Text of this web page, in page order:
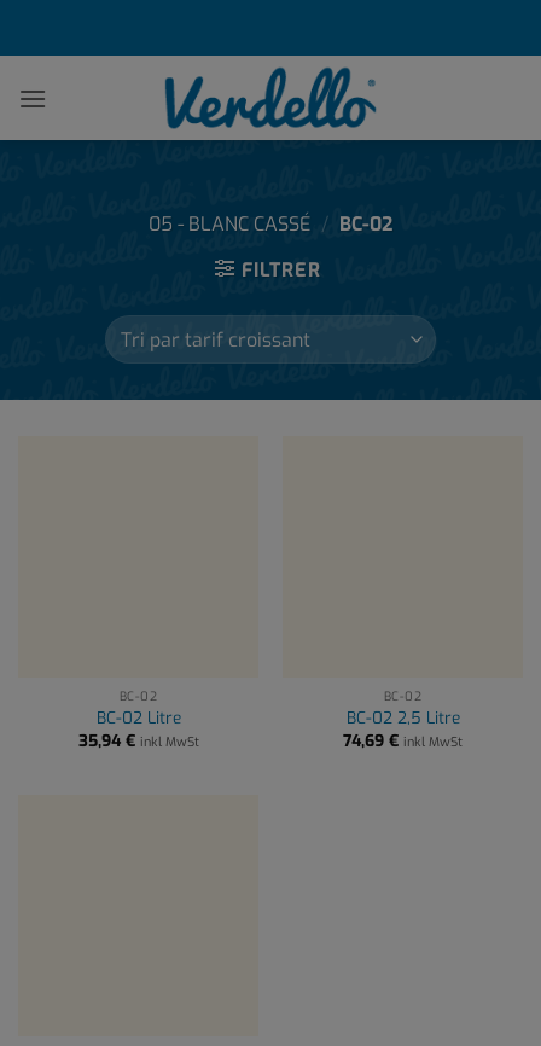
05 - BLANC CASSÉ / BC-02
FILTRER
BC-02
BC-02 Litre
35,94 € inkl MwSt
BC-02
BC-02 2,5 Litre
74,69 € inkl MwSt